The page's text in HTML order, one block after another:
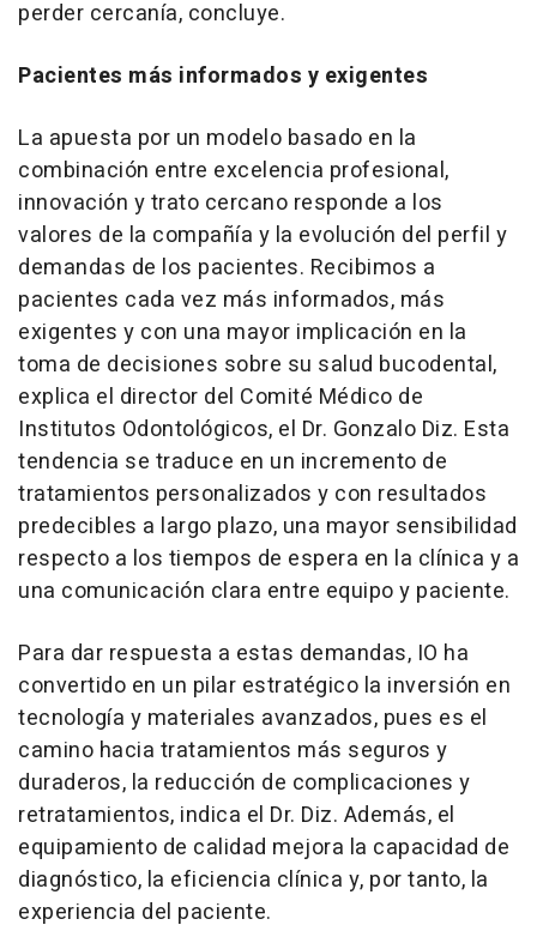
perder cercanía, concluye.
Pacientes más informados y exigentes
La apuesta por un modelo basado en la
combinación entre excelencia profesional,
innovación y trato cercano responde a los
valores de la compañía y la evolución del perfil y
demandas de los pacientes. Recibimos a
pacientes cada vez más informados, más
exigentes y con una mayor implicación en la
toma de decisiones sobre su salud bucodental,
explica el director del Comité Médico de
Institutos Odontológicos, el Dr. Gonzalo Diz. Esta
tendencia se traduce en un incremento de
tratamientos personalizados y con resultados
predecibles a largo plazo, una mayor sensibilidad
respecto a los tiempos de espera en la clínica y a
una comunicación clara entre equipo y paciente.
Para dar respuesta a estas demandas, IO ha
convertido en un pilar estratégico la inversión en
tecnología y materiales avanzados, pues es el
camino hacia tratamientos más seguros y
duraderos, la reducción de complicaciones y
retratamientos, indica el Dr. Diz. Además, el
equipamiento de calidad mejora la capacidad de
diagnóstico, la eficiencia clínica y, por tanto, la
experiencia del paciente.